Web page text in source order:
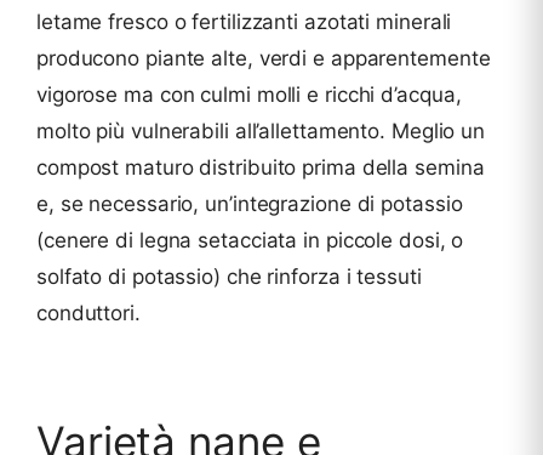
letame fresco o fertilizzanti azotati minerali
producono piante alte, verdi e apparentemente
vigorose ma con culmi molli e ricchi d’acqua,
molto più vulnerabili all’allettamento. Meglio un
compost maturo distribuito prima della semina
e, se necessario, un’integrazione di potassio
(cenere di legna setacciata in piccole dosi, o
solfato di potassio) che rinforza i tessuti
conduttori.
Varietà nane e